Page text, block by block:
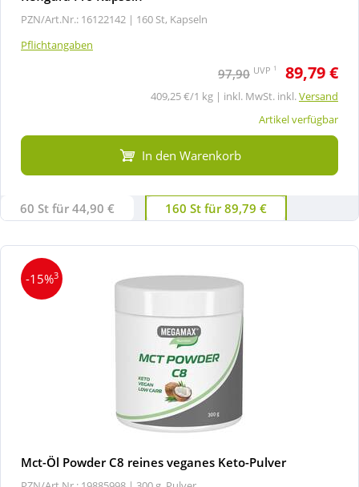
PZN/Art.Nr.: 16122142 | 160 St, Kapseln
Pflichtangaben
97,90 UVP 1 89,79 €
409,25 €/1 kg | inkl. MwSt. inkl.Versand
Artikel verfügbar
In den Warenkorb
60 St für 44,90 € 160 St für 89,79 €
-15%3
Mct-Öl Powder C8 reines veganes Keto-Pulver